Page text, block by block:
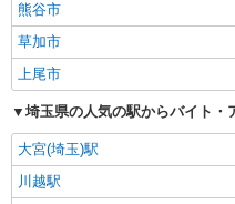
熊谷市
草加市
上尾市
埼玉県の人気の駅からバイト・
大宮(埼玉)駅
川越駅